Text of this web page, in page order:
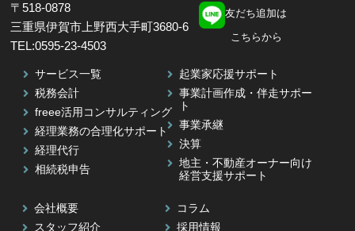
門編➀】決算書を読めるようになろう！～決算書の見
方・読み方についてポイントを絞って解説～(初心者向
け)
2024.05.31
令和6年度税制改正 賃上げ促進税制の強化について解
説(中小企業向け)
2024.04.12
令和6年6月1日以降に始まる定額減税の仕方について～
設例を使って解説～
〒518-0878
三重県伊賀市上野西大手町3680-6
TEL:0595-23-4503
友だち追加は
こちらから
サービス一覧
税務会計
freee活用コンサルティング
経理業務の合理化サポート
経理代行
相続税申告
起業家応援サポート
事業計画作成・伴走サポー
ト
事業承継
決算
地主・不動産オーナー向け
経営支援サポート
会社概要
スタッフ紹介
コラム
採用情報